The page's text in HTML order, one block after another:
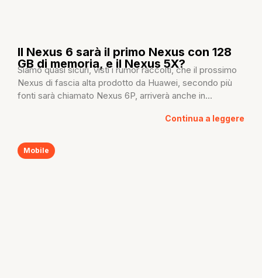
Il Nexus 6 sarà il primo Nexus con 128
GB di memoria, e il Nexus 5X?
Siamo quasi sicuri, visti i rumor raccolti, che il prossimo
Nexus di fascia alta prodotto da Huawei, secondo più
fonti sarà chiamato Nexus 6P, arriverà anche in...
Continua a leggere
Mobile